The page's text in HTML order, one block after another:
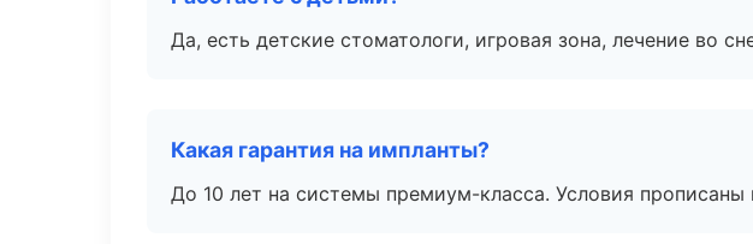
Да, есть детские стоматологи, игровая зона, лечение во
Какая гарантия на импланты?
До 10 лет на системы премиум-класса. Условия прописаны